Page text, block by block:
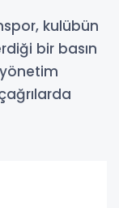
kulübün
bir basın